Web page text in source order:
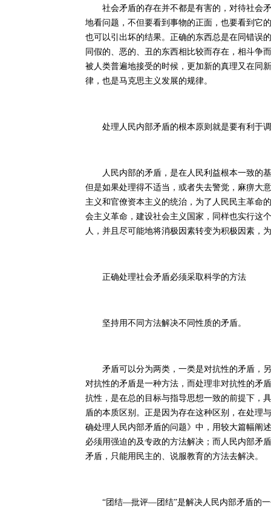
社会矛盾的存在并不都是有害的，对待社会矛
地看问题，不但要看到事物的正面，也要看到它
也可以引出坏的结果。正确的东西总是在同错误
同假的、恶的、丑的东西相比较而存在，相斗争
被人类普遍地接受的时候，更加新的真理又在同
律，也是马克思主义发展的规律。
处理人民内部矛盾的根本原则就是要有利于调
人民内部的矛盾，是在人民利益根本一致的基
但是如果处理得不适当，或者失去警觉，麻痹大
主义和官僚资本主义的统治，为了人民民主革命
会主义革命，建设社会主义国家，同样也实行这
人，并且尽可能地将消极因素转变为积极因素，
正确处理社会矛盾必须采取科学的方法
坚持用不同方法解决不同性质的矛盾。
矛盾可以分为两类，一类是对抗性的矛盾，另
对抗性的矛盾是一种方法，而处理非对抗性的矛
抗性，是在总的目标与指导思想一致的前提下，
盾的本质区别。正是因为存在这种区别，在处理
确处理人民内部矛盾的问题》中，用较大篇幅阐
必须用强迫的及专政的方法解决；而人民内部矛
矛盾，只能用民主的、说服教育的方法去解决。
“团结—批评—团结”是解决人民内部矛盾的一